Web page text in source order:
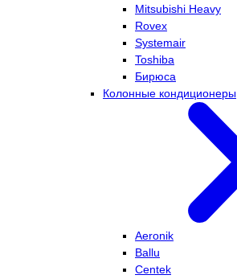
Mitsubishi Heavy
Rovex
Systemair
Toshiba
Бирюса
Колонные кондиционеры
Aeronik
Ballu
Centek